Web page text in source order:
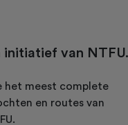
initiatief van NTFU.
het meest complete
en routes van